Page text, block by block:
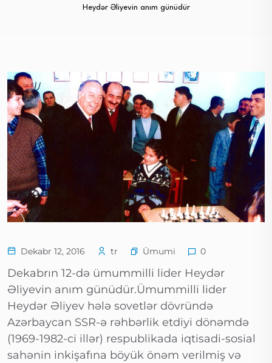
Heydər Əliyevin anım günüdür
Dekabr 12, 2016 tr Ümumi 0
Dekabrın 12-də ümummilli lider Heydər
Əliyevin anım günüdür.Ümummilli lider
Heydər Əliyev hələ sovetlər dövründə
Azərbaycan SSR-ə rəhbərlik etdiyi dönəmdə
(1969-1982-ci illər) respublikada iqtisadi-sosial
sahənin inkişafına böyük önəm verilmiş və